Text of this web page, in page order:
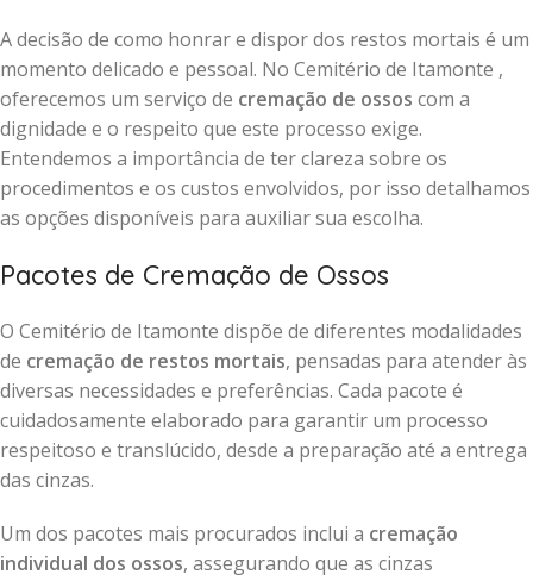
A decisão de como honrar e dispor dos restos mortais é um
momento delicado e pessoal. No Cemitério de Itamonte ,
oferecemos um serviço de cremação de ossos com a
dignidade e o respeito que este processo exige.
Entendemos a importância de ter clareza sobre os
procedimentos e os custos envolvidos, por isso detalhamos
as opções disponíveis para auxiliar sua escolha.
Pacotes de Cremação de Ossos
O Cemitério de Itamonte dispõe de diferentes modalidades
de cremação de restos mortais, pensadas para atender às
diversas necessidades e preferências. Cada pacote é
cuidadosamente elaborado para garantir um processo
respeitoso e translúcido, desde a preparação até a entrega
das cinzas.
Um dos pacotes mais procurados inclui a cremação
individual dos ossos, assegurando que as cinzas